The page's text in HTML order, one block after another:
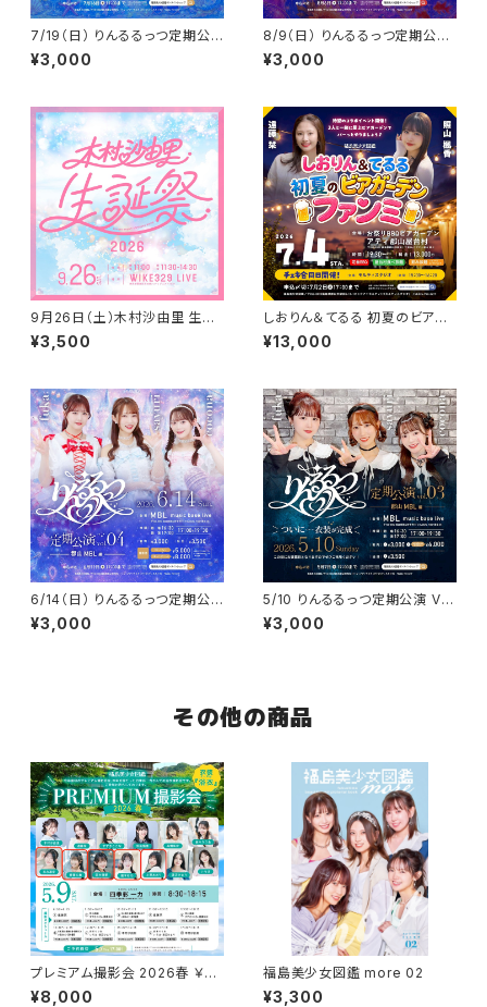
7/19（日） りんるるっつ定期公
演 Vol.05 郡山MBL
¥3,000
8/9（日） りんるるっつ定期公演
Vol.06 郡山MBL
¥3,000
9月26日（土）木村沙由里 生誕
祭 2026
¥3,500
しおりん＆てるる 初夏のビアガ
ーデンファンミ
¥13,000
6/14（日） りんるるっつ定期公
演 Vol.04 郡山MBL
¥3,000
5/10 りんるるっつ定期公演 Vo
l.03 郡山MBL
¥3,000
その他の商品
プレミアム撮影会 2026春 ￥80
00枠
¥8,000
福島美少女図鑑 more 02
¥3,300